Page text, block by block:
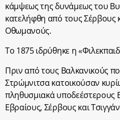
κάμψεως της δυνάμεως του
κατελήφθη από τους Σέρβους
Οθωμανούς.
Το 1875 ιδρύθηκε η
Πριν από τους Βαλκανικούς
Στρώμνιτσα κατοικούσαν
πληθυσμιακά υποδεέστερους
Εβραίους, Σέρβους και